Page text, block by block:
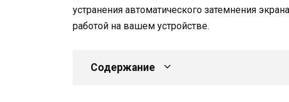
устранения автоматического затемнения
работой на вашем устройстве.
Содержание